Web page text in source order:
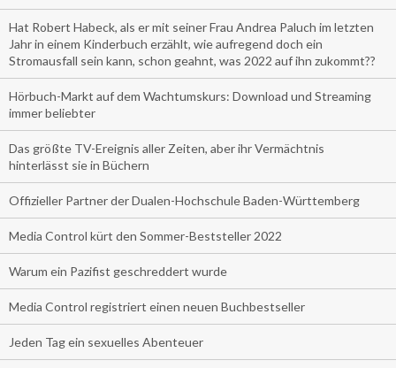
Hat Robert Habeck, als er mit seiner Frau Andrea Paluch im letzten
Jahr in einem Kinderbuch erzählt, wie aufregend doch ein
Stromausfall sein kann, schon geahnt, was 2022 auf ihn zukommt??
Hörbuch-Markt auf dem Wachtumskurs: Download und Streaming
immer beliebter
Das größte TV-Ereignis aller Zeiten, aber ihr Vermächtnis
hinterlässt sie in Büchern
Offizieller Partner der Dualen-Hochschule Baden-Württemberg
Media Control kürt den Sommer-Beststeller 2022
Warum ein Pazifist geschreddert wurde
Media Control registriert einen neuen Buchbestseller
Jeden Tag ein sexuelles Abenteuer